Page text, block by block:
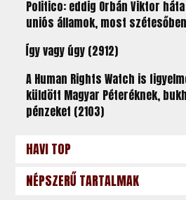
Politico: eddig Orbán Viktor
uniós államok, most
Így vagy úgy (2912)
A Human Rights Watch is
küldött Magyar Péteréknek,
pénzeket (2103)
HAVI TOP
NÉPSZERŰ TARTALMAK